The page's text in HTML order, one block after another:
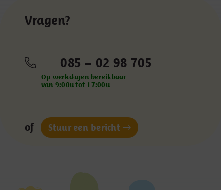
Vragen?
085 – 02 98 705
Op werkdagen bereikbaar
van 9:00u tot 17:00u
of Stuur een bericht